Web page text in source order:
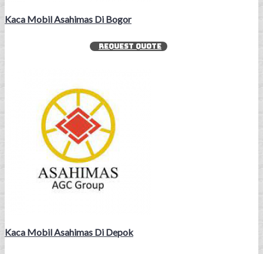
Kaca Mobil Asahimas Di Bogor
REQUEST QUOTE
Kaca Mobil Asahimas Di Depok